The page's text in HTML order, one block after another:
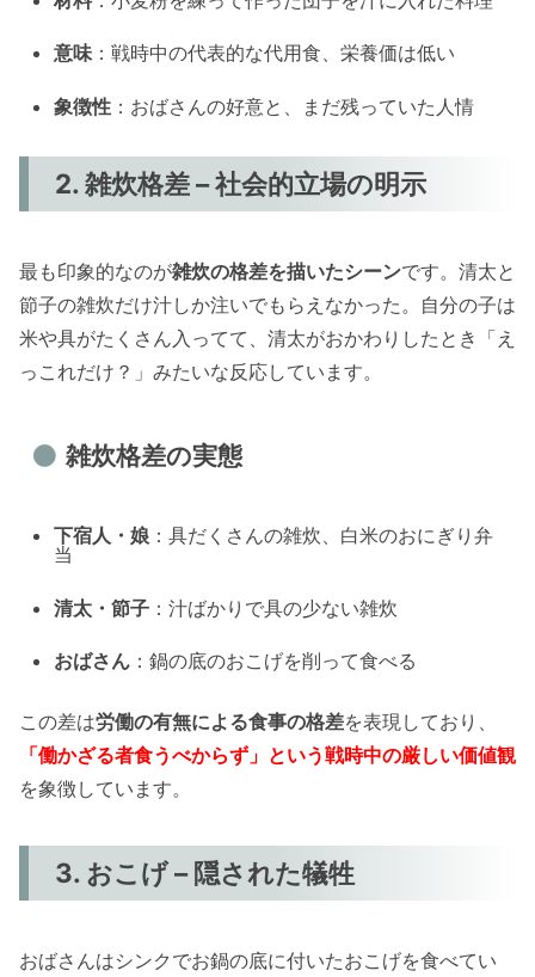
意味：戦時中の代表的な代用食、栄養価は低い
象徴性 ：おばさんの好意と、まだ残っていた人情
2. 雑炊格差 – 社会的立場の明示
最も印象的なのが雑炊の格差を描いたシーンです。清太と
節子の雑炊だけ汁しか注いでもらえなかった。自分の子は
米や具がたくさん入ってて、清太がおかわりしたとき「え
っこれだけ？」みたいな反応しています。
雑炊格差の実態
下宿人・娘 ：具だくさんの雑炊、白米のおにぎり弁
当
清太・節子 ：汁ばかりで具の少ない雑炊
おばさん ：鍋の底のおこげを削って食べる
この差は労働の有無による食事の格差を表現しており、
「働かざる者食うべからず」という戦時中の厳しい価値観
を象徴しています。
3. おこげ – 隠された犠牲
おばさんはシンクでお鍋の底に付いたおこげを食べてい